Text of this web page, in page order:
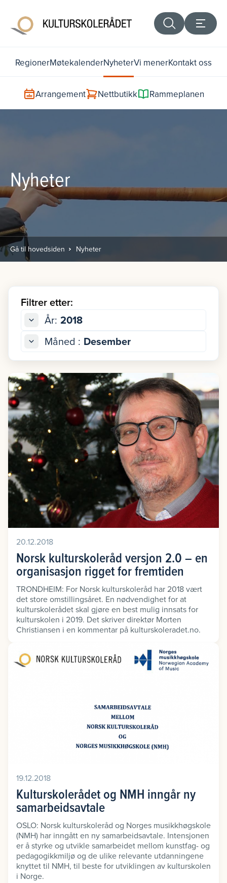
RegionerMøtekalenderNyheterVi menerKontakt oss
Arrangement Nettbutikk Rammeplanen
Nyheter
Gå til hovedsiden Nyheter
Filtrer etter:
År: 2018
Måned : Desember
20.12.2018
Norsk kulturskoleråd versjon 2.0 – en
organisasjon rigget for fremtiden
TRONDHEIM: For Norsk kulturskoleråd har 2018 vært
det store omstillingsåret. En nødvendighet for at
kulturskolerådet skal gjøre en best mulig innsats for
kulturskolen i 2019. Det skriver direktør Morten
Christiansen i en kommentar på kulturskoleradet.no.
19.12.2018
Kulturskolerådet og NMH inngår ny
samarbeidsavtale
OSLO: Norsk kulturskoleråd og Norges musikkhøgskole
(NMH) har inngått en ny samarbeidsavtale. Intensjonen
er å styrke og utvikle samarbeidet mellom kunstfag- og
pedagogikkmiljø og de ulike relevante utdanningene
knyttet til NMH, til beste for utviklingen av kulturskolen
i Norge.